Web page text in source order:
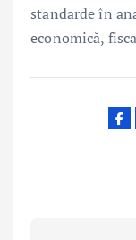
standarde în
economică,